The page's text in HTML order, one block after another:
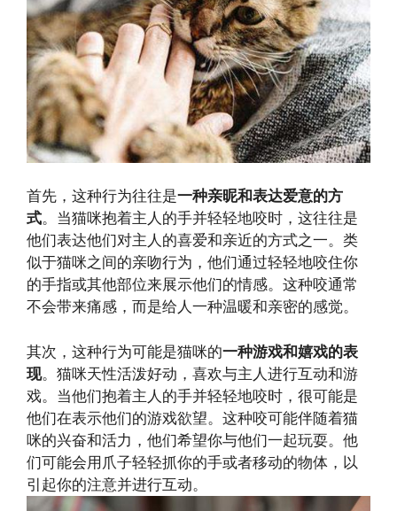
首先，这种行为往往是一种亲昵和表达爱意的方
式。当猫咪抱着主人的手并轻轻地咬时，这往往是
他们表达他们对主人的喜爱和亲近的方式之一。类
似于猫咪之间的亲吻行为，他们通过轻轻地咬住你
的手指或其他部位来展示他们的情感。这种咬通常
不会带来痛感，而是给人一种温暖和亲密的感觉。
其次，这种行为可能是猫咪的一种游戏和嬉戏的表
现。猫咪天性活泼好动，喜欢与主人进行互动和游
戏。当他们抱着主人的手并轻轻地咬时，很可能是
他们在表示他们的游戏欲望。这种咬可能伴随着猫
咪的兴奋和活力，他们希望你与他们一起玩耍。他
们可能会用爪子轻轻抓你的手或者移动的物体，以
引起你的注意并进行互动。